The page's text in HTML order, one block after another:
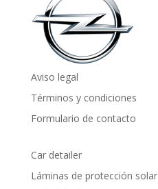
Aviso legal
Términos y condiciones
Formulario de contacto
Car detailer
Láminas de protección solar